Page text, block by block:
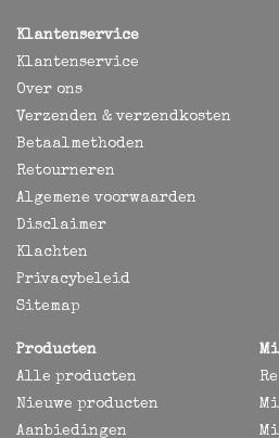
Klantenservice
Klantenservice
Over ons
Verzenden & verzendkosten
Betaalmethoden
Retourneren
Algemene voorwaarden
Disclaimer
Klachten
Privacybeleid
Sitemap
Producten
Alle producten
Nieuwe producten
Aanbiedingen